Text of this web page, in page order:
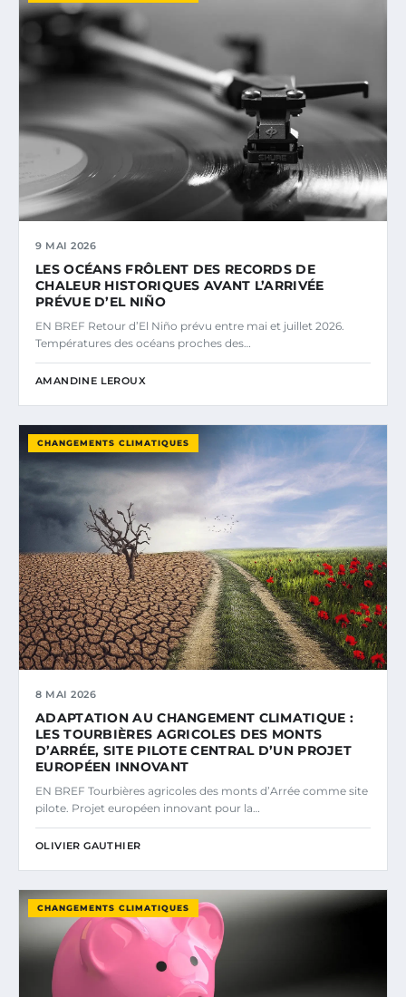
9 MAI 2026
LES OCÉANS FRÔLENT DES RECORDS DE
CHALEUR HISTORIQUES AVANT L’ARRIVÉE
PRÉVUE D’EL NIÑO
EN BREF Retour d’El Niño prévu entre mai et juillet 2026.
Températures des océans proches des…
AMANDINE LEROUX
CHANGEMENTS CLIMATIQUES
8 MAI 2026
ADAPTATION AU CHANGEMENT CLIMATIQUE :
LES TOURBIÈRES AGRICOLES DES MONTS
D’ARRÉE, SITE PILOTE CENTRAL D’UN PROJET
EUROPÉEN INNOVANT
EN BREF Tourbières agricoles des monts d’Arrée comme site
pilote. Projet européen innovant pour la…
OLIVIER GAUTHIER
CHANGEMENTS CLIMATIQUES